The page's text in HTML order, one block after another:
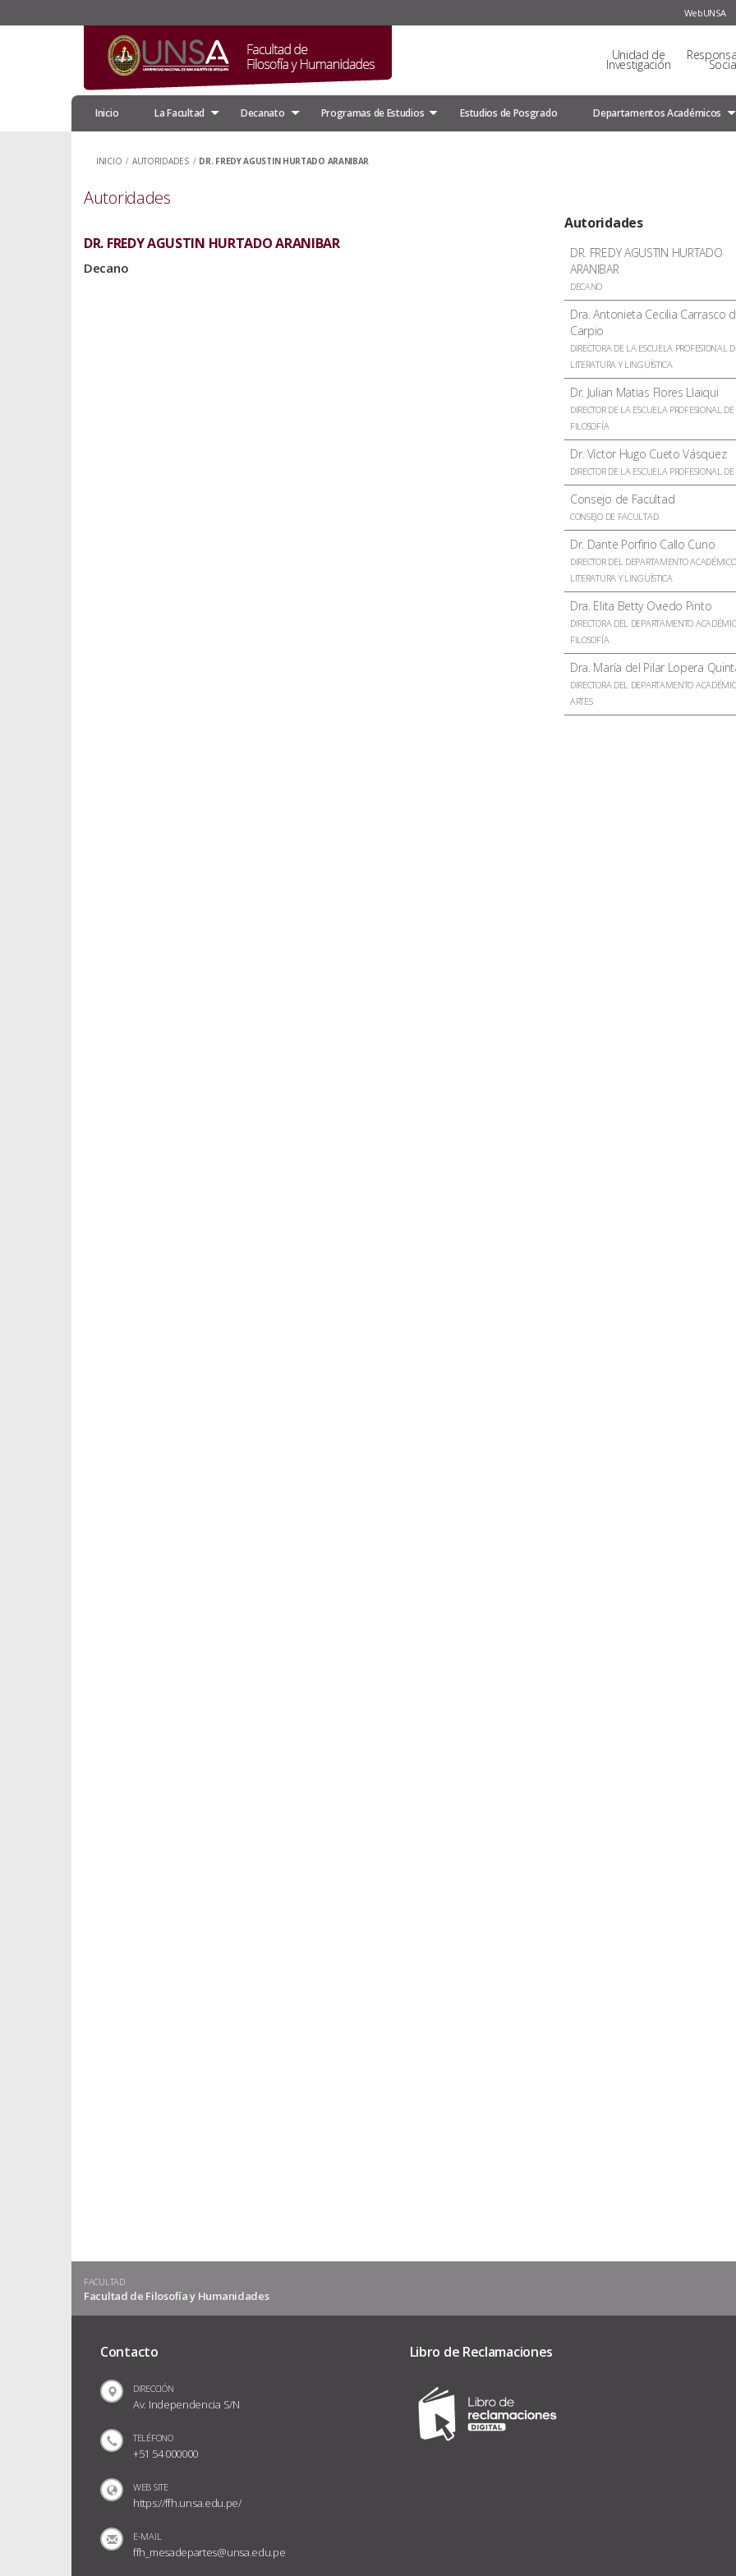
WebUNSA
Unidad de
Investigación
Inicio La Facultad Decanato Programas de Estudios Estudios de Posgrado Departamentos Académicos
INICIO / AUTORIDADES / DR. FREDY AGUSTIN HURTADO ARANIBAR
Autoridades
DR. FREDY AGUSTIN HURTADO ARANIBAR
Decano
Autoridades
DR. FREDY AGUSTIN HURTADO
ARANIBAR
DECANO
Dra. Antonieta Cecilia Carrasco
Carpio
DIRECTORA DE LA ESCUELA PROFESIONAL
LITERATURA Y LINGÜÍSTICA
Dr. Julian Matias Flores Llaiqui
DIRECTOR DE LA ESCUELA PROFESIONAL DE
FILOSOFÍA
Dr. Víctor Hugo Cueto Vásquez
DIRECTOR DE LA ESCUELA PROFESIONAL DE
Consejo de Facultad
CONSEJO DE FACULTAD
Dr. Dante Porfirio Callo Cuno
DIRECTOR DEL DEPARTAMENTO
LITERATURA Y LINGUÍSTICA
Dra. Elita Betty Oviedo Pinto
DIRECTORA DEL DEPARTAMENTO
FILOSOFÍA
Dra. María del Pilar Lopera
DIRECTORA DEL DEPARTAMENTO
ARTES
FACULTAD
Facultad de Filosofía y Humanidades
Contacto
DIRECCIÓN
Av. Independencia S/N
TELÉFONO
+51 54 000000
WEB SITE
https://ffh.unsa.edu.pe/
E-MAIL
ffh_mesadepartes@unsa.edu.pe
Libro de Reclamaciones